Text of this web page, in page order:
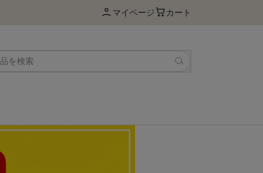
マイページ カート